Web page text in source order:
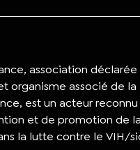
association déclarée
organisme associé de la
est un acteur reconnu
et de promotion de la
la lutte contre le VIH/